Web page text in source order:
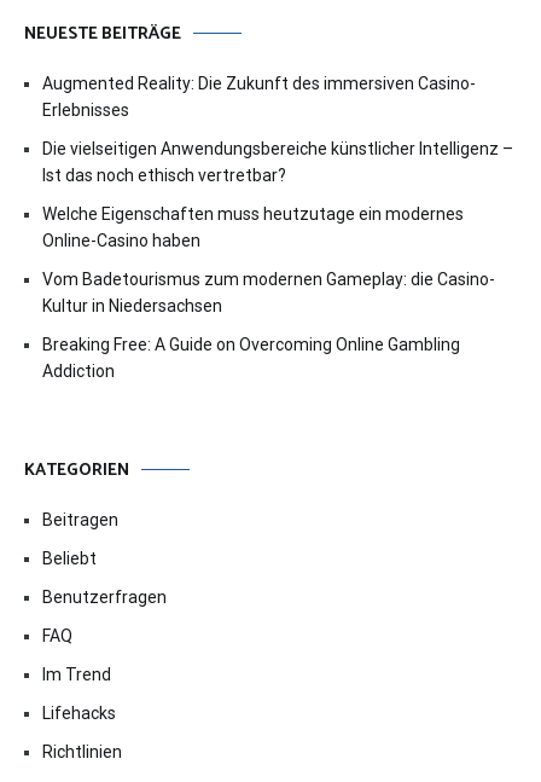
NEUESTE BEITRÄGE
Augmented Reality: Die Zukunft des immersiven Casino-
Erlebnisses
Die vielseitigen Anwendungsbereiche künstlicher Intelligenz –
Ist das noch ethisch vertretbar?
Welche Eigenschaften muss heutzutage ein modernes
Online-Casino haben
Vom Badetourismus zum modernen Gameplay: die Casino-
Kultur in Niedersachsen
Breaking Free: A Guide on Overcoming Online Gambling
Addiction
KATEGORIEN
Beitragen
Beliebt
Benutzerfragen
FAQ
Im Trend
Lifehacks
Richtlinien